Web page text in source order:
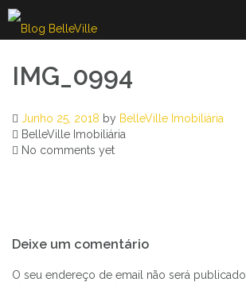
Skip
to
content
IMG_0994
Junho 25, 2018 by BelleVille Imobiliária
BelleVille Imobiliária
No comments yet
de
artigos
Deixe um comentário
O seu endereço de email não será publicado.